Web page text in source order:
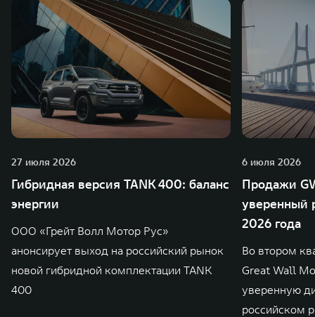
27 июля 2026
Гибридная версия TANK 400: баланс
энергии
ООО «Грейт Волл Мотор Рус»
анонсирует выход на российский рынок
новой гибридной комплектации TANK
400
6 июля 2026
Продажи
уверенный
2026 года
Во втором
Great Wall
уверенную
российском